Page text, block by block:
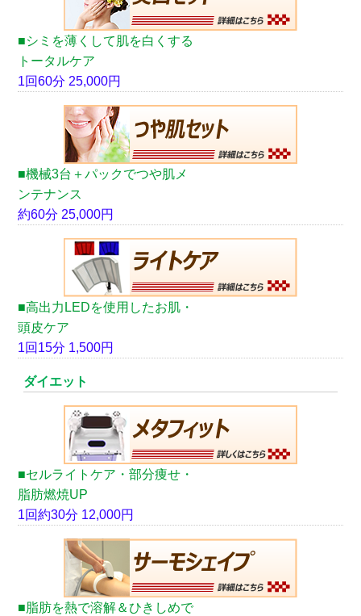
■シミを薄くして肌を白くする
トータルケア
1回60分 25,000円
■機械3台＋パックでつや肌メ
ンテナンス
約60分 25,000円
■高出力LEDを使用したお肌・
頭皮ケア
1回15分 1,500円
ダイエット
■セルライトケア・部分痩せ・
脂肪燃焼UP
1回約30分 12,000円
■脂肪を熱で溶解＆ひきしめで